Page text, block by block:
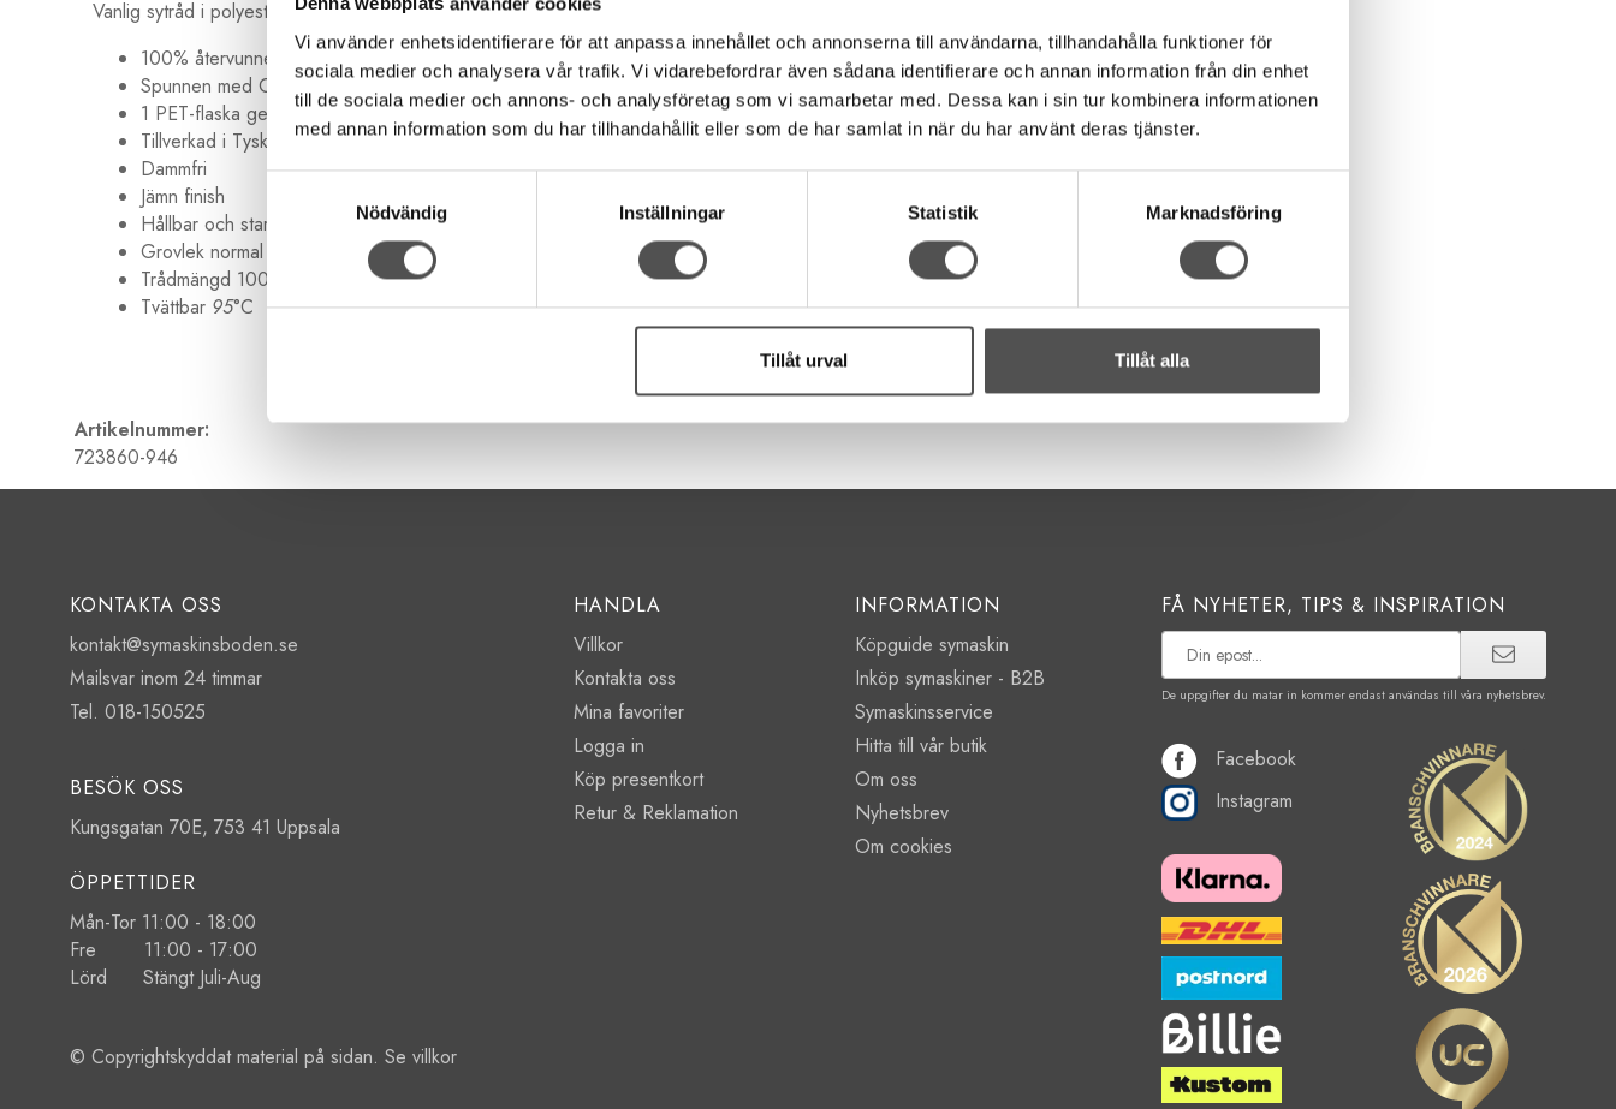
Vi använder enhetsidentifierare för att anpassa innehållet och annonserna till användarna, tillhandahålla funktioner för
sociala medier och analysera vår trafik. Vi vidarebefordrar även sådana identifierare och annan information från din enhet
till de sociala medier och annons- och analysföretag som vi samarbetar med. Dessa kan i sin tur kombinera informationen
med annan information som du har tillhandahållit eller som de har samlat in när du har använt deras tjänster.
Nödvändig
Inställningar Statistik Marknadsföring
Tillåt urval Tillåt alla
Vanlig sytråd i polyester i fin Gütermann-kvalitet som är tillverkad från återvunna PET-flaskor. Ett miljövänligt val av sytråd.
100% återvunnen polyester
Spunnen med Gütermann MCT
1 PET-flaska ger 1000 m tråd
Tillverkad i Tyskland
Dammfri
Jämn finish
Hållbar och stark
Grovlek normal Nr 100
Trådmängd 100 meter
Tvättbar 95°C
Artikelnummer:
723860-946
KONTAKTA OSS
kontakt@symaskinsboden.se
Mailsvar inom 24 timmar
Tel. 018-150525
BESÖK OSS
Kungsgatan 70E, 753 41 Uppsala
ÖPPETTIDER
Mån-Tor 11:00 - 18:00
Fre 11:00 - 17:00
Lörd Stängt Juli-Aug
© Copyrightskyddat material på sidan. Se villkor
HANDLA
Villkor
Kontakta oss
Mina favoriter
Logga in
Köp presentkort
Retur & Reklamation
INFORMATION
Köpguide symaskin
Inköp symaskiner - B2B
Symaskinsservice
Hitta till vår butik
Om oss
Nyhetsbrev
Om cookies
FÅ NYHETER, TIPS & INSPIRATION
De uppgifter du matar in kommer endast användas till våra nyhetsbrev.
Facebook
Instagram